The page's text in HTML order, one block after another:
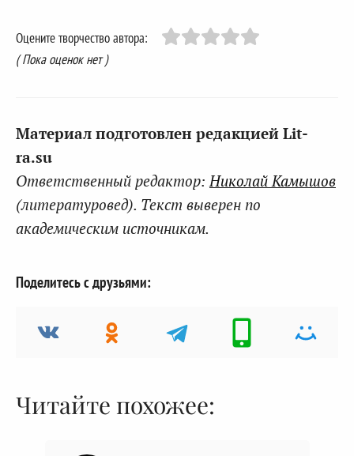
Оцените творчество автора:
( Пока оценок нет )
Материал подготовлен редакцией Lit-
ra.su
Ответственный редактор:Николай Камышов
(литературовед). Текст выверен по
академическим источникам.
Поделитесь с друзьями:
Читайте похожее: